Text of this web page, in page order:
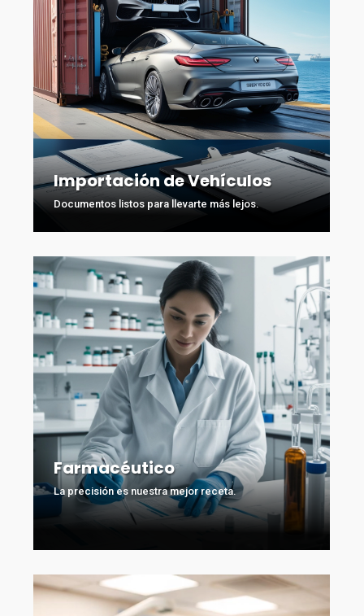
Importación de Vehículos
Documentos listos para llevarte más lejos.
Farmacéutico
La precisión es nuestra mejor receta.